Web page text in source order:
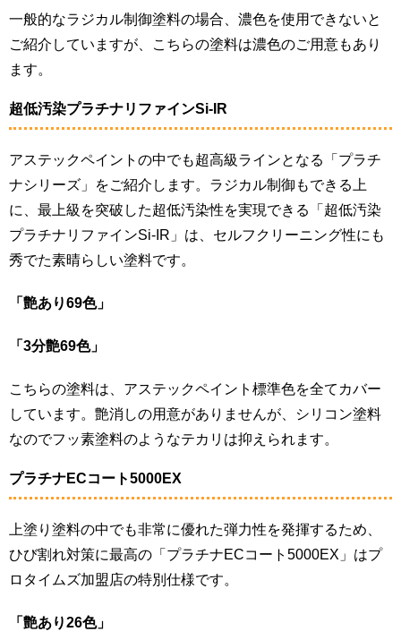
一般的なラジカル制御塗料の場合、濃色を使用できないと
ご紹介していますが、こちらの塗料は濃色のご用意もあり
ます。
超低汚染プラチナリファインSi-IR
アステックペイントの中でも超高級ラインとなる「プラチ
ナシリーズ」をご紹介します。ラジカル制御もできる上
に、最上級を突破した超低汚染性を実現できる「超低汚染
プラチナリファインSi-IR」は、セルフクリーニング性にも
秀でた素晴らしい塗料です。
「艶あり69色」
「3分艶69色」
こちらの塗料は、アステックペイント標準色を全てカバー
しています。艶消しの用意がありませんが、シリコン塗料
なのでフッ素塗料のようなテカリは抑えられます。
プラチナECコート5000EX
上塗り塗料の中でも非常に優れた弾力性を発揮するため、
ひび割れ対策に最高の「プラチナECコート5000EX」はプ
ロタイムズ加盟店の特別仕様です。
「艶あり26色」